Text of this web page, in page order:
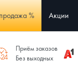
% Акции
Приём заказов
Без выходных